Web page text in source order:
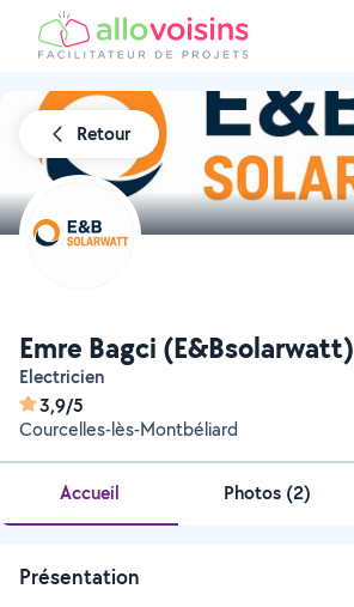
Retour
Emre Bagci (E&Bsolarwatt)
Electricien
3,9/5
Courcelles-lès-Montbéliard
Accueil Photos (2)
Présentation